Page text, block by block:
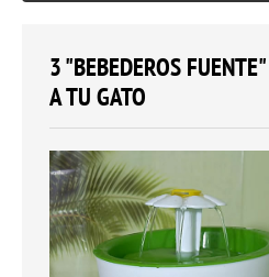
3 "BEBEDEROS
A TU GATO